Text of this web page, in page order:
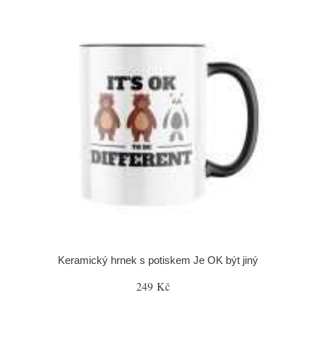
Keramický hrnek s potiskem Je OK být jiný
249 Kč